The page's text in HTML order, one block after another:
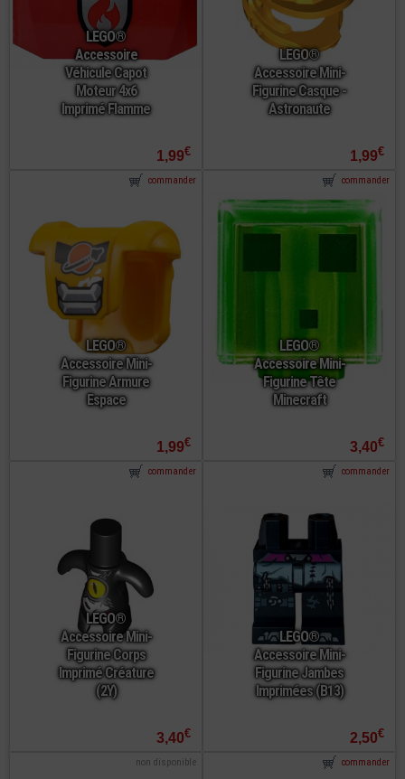
LEGO®
Accessoire
Véhicule Capot
Moteur 4x6
Imprimé Flamme
1,99€
LEGO®
Accessoire Mini-
Figurine Casque -
Astronaute
1,99€
LEGO®
Accessoire Mini-
Figurine Armure
Espace
1,99€
commander
LEGO®
Accessoire Mini-
Figurine Tête
Minecraft
3,40€
commander
LEGO®
Accessoire Mini-
Figurine Corps
Imprimé Créature
(2Y)
3,40€
commander
LEGO®
Accessoire Mini-
Figurine Jambes
Imprimées (B13)
2,50€
commander
non disponible commander